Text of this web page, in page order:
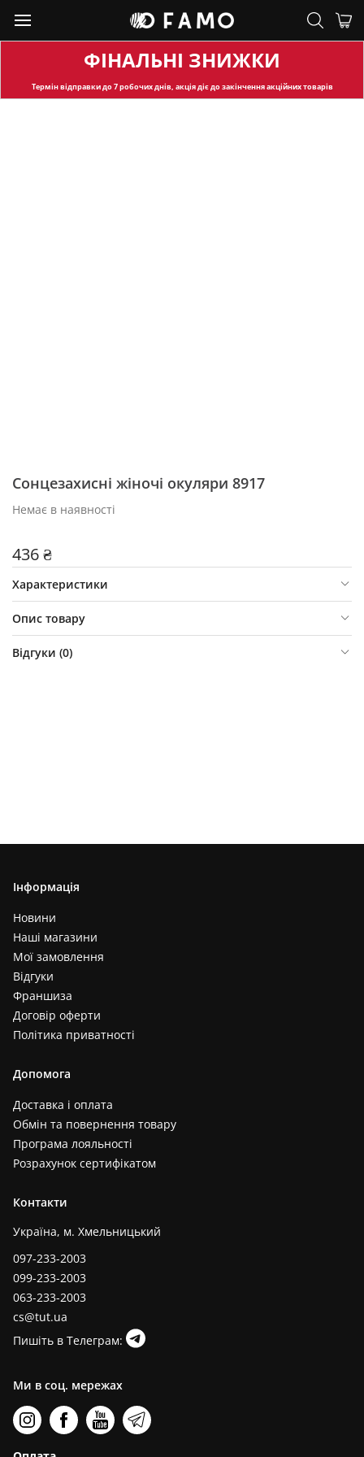
ФІНАЛЬНІ ЗНИЖКИ
Термін відправкидо 7 робочих днів, акція діє до закінчення акційних товарів
Сонцезахисні жіночі окуляри 8917
Немає в наявності
436 ₴
Характеристики
Опис товару
Відгуки (0)
Інформація
Новини
Наші магазини
Мої замовлення
Відгуки
Франшиза
Договір оферти
Політика приватності
Допомога
Доставка і оплата
Обмін та повернення товару
Програма лояльності
Розрахунок сертифікатом
Контакти
Україна, м. Хмельницький
097-233-2003
099-233-2003
063-233-2003
cs@tut.ua
Пишіть в Телеграм:
Ми в соц. мережах